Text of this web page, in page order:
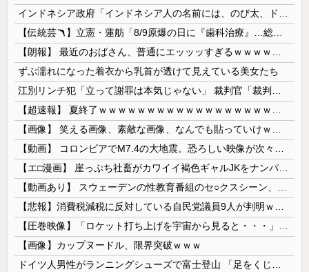
ずぶ濡れになった着衣から乳首が透けて見えている美女たち
【画像】カップヌードル、限界突破ｗｗｗ